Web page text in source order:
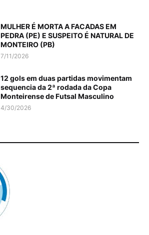
MULHER É MORTA A FACADAS EM
PEDRA (PE) E SUSPEITO É NATURAL DE
MONTEIRO (PB)
7/11/2026
12 gols em duas partidas movimentam
sequencia da 2ª rodada da Copa
Monteirense de Futsal Masculino
4/30/2026